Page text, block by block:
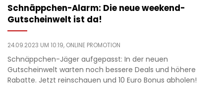
Schnäppchen-Alarm: Die neue weekend-
Gutscheinwelt ist da!
24.09.2023 UM 10:19, ONLINE PROMOTION
Schnäppchen-Jäger aufgepasst: In der neuen
Gutscheinwelt warten noch bessere Deals und höhere
Rabatte. Jetzt reinschauen und 10 Euro Bonus abholen!